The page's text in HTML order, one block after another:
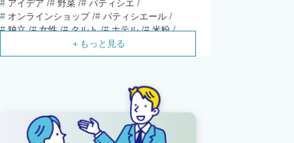
アイデア
野菜
パティシエ
オンラインショップ
パティシエール
独立
女性 タルト ホテル
米粉
パウンドケーキ
ガレット・デ・ロワ
SDGs
SNS 母の日
モンブラン
パッケージ
商品開発
ブーランジェ
体験記
コンテスト 販売促進
スタッフ育成
就職活動